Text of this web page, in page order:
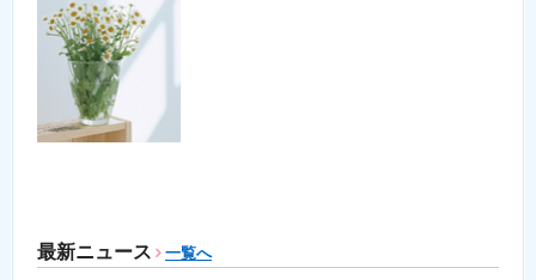
最新ニュース 一覧へ